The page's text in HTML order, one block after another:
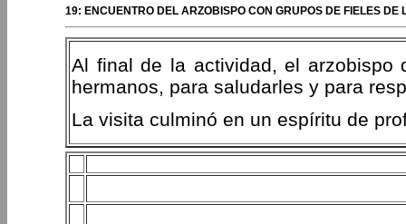
19: ENCUENTRO DEL ARZOBISPO CON GRUPOS DE FIELES
Al final de la actividad, el arzobispo
hermanos, para saludarles y para
La visita culminó en un espíritu de